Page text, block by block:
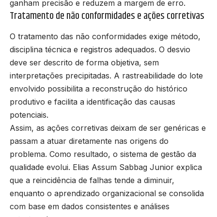
ganham precisão e reduzem a margem de erro.
Tratamento de não conformidades e ações corretivas
O tratamento das não conformidades exige método,
disciplina técnica e registros adequados. O desvio
deve ser descrito de forma objetiva, sem
interpretações precipitadas. A rastreabilidade do lote
envolvido possibilita a reconstrução do histórico
produtivo e facilita a identificação das causas
potenciais.
Assim, as ações corretivas deixam de ser genéricas e
passam a atuar diretamente nas origens do
problema. Como resultado, o sistema de gestão da
qualidade evolui. Elias Assum Sabbag Junior explica
que a reincidência de falhas tende a diminuir,
enquanto o aprendizado organizacional se consolida
com base em dados consistentes e análises